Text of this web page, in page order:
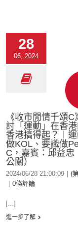
28
06, 2024
《收市閒情千頌
討「運動」在香
香港搞得起？︱
做KOL、要識做
C，嘉賓：邱益忠
公關）
2024/06/28 21:00:09 (
0條評論
[...]
進一步了解